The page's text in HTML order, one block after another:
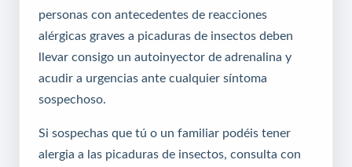
personas con antecedentes de reacciones
alérgicas graves a picaduras de insectos deben
llevar consigo un autoinyector de adrenalina y
acudir a urgencias ante cualquier síntoma
sospechoso.
Si sospechas que tú o un familiar podéis tener
alergia a las picaduras de insectos, consulta con